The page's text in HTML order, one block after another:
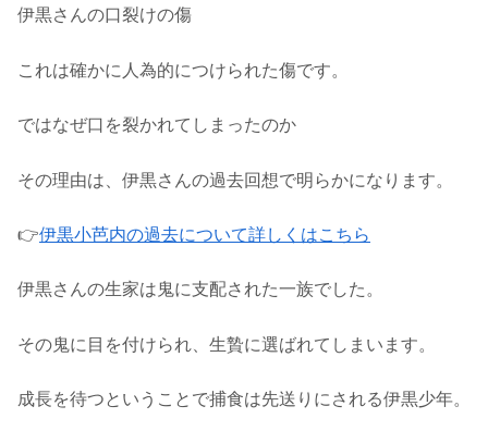
伊黒さんの口裂けの傷
これは確かに人為的につけられた傷です。
ではなぜ口を裂かれてしまったのか
その理由は、伊黒さんの過去回想で明らかになります。
👉伊黒小芭内の過去について詳しくはこちら
伊黒さんの生家は鬼に支配された一族でした。
その鬼に目を付けられ、生贄に選ばれてしまいます。
成長を待つということで捕食は先送りにされる伊黒少年。